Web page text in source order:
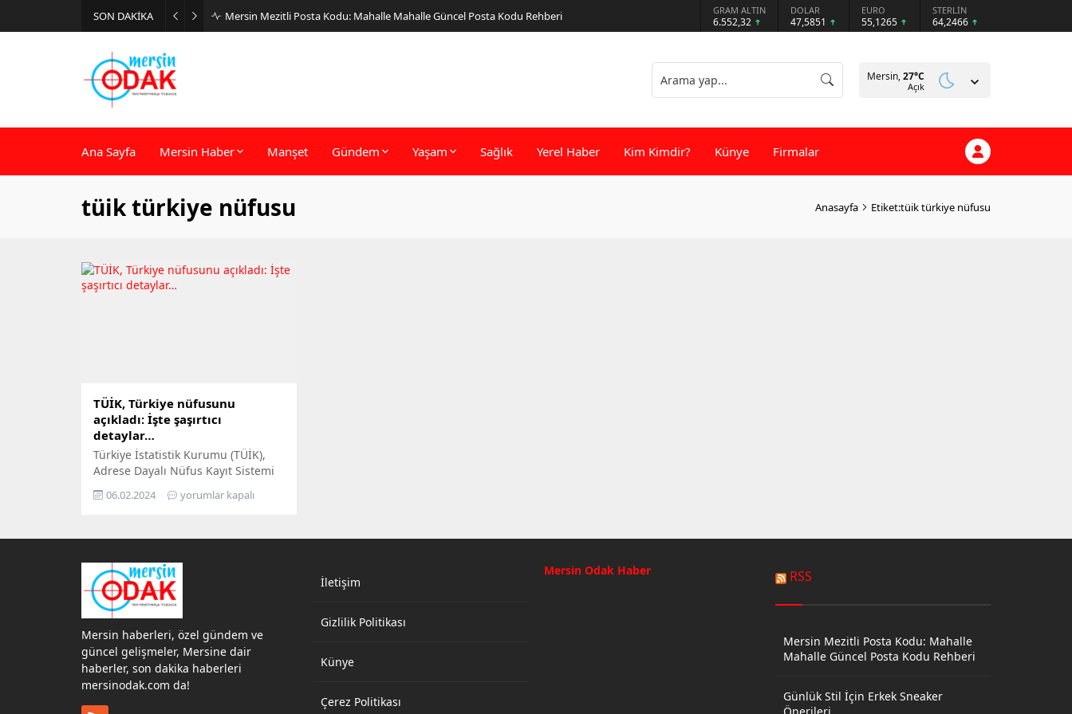
SON DAKİKA Mersin Mezitli Posta Kodu: Mahalle Mahalle Güncel Posta Kodu Rehberi GRAM ALTIN
6.552,32
DOLAR
47,5851
EURO
55,1265
STERLİN
64,2466
Mersin,27°C
Açık
Ana Sayfa Mersin Haber Manşet Gündem Yaşam Sağlık Yerel Haber Kim Kimdir? Künye Firmalar
tüik türkiye nüfusu Anasayfa Etiket:tüik türkiye nüfusu
TÜİK, Türkiye nüfusunu
açıkladı: İşte şaşırtıcı
detaylar…
Türkiye İstatistik Kurumu (TÜİK),
Adrese Dayalı Nüfus Kayıt Sistemi
Sonuçları’nı açıkladı. Türkiye’de
ikamet eden nüfus, 31 Aralık 2023
42 milyon 734 bin 71 kişi olurken,
kadın nüfus 42 milyon 638...
06.02.2024 yorumlar kapalı
Mersin haberleri, özel gündem ve
güncel gelişmeler, Mersine dair
haberler, son dakika haberleri
mersinodak.com da!
İletişim
Gizlilik Politikası
Künye
Çerez Politikası
Mersin Odak Haber RSS
Mersin Mezitli Posta Kodu: Mahalle
Mahalle Güncel Posta Kodu Rehberi
Günlük Stil İçin Erkek Sneaker